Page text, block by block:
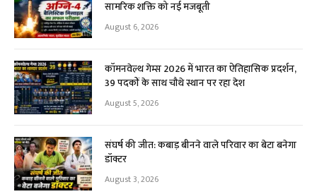
सामरिक शक्ति को नई मजबूती
August 6, 2026
कॉमनवेल्थ गेम्स 2026 में भारत का ऐतिहासिक प्रदर्शन,
39 पदकों के साथ चौथे स्थान पर रहा देश
August 5, 2026
संघर्ष की जीत: कबाड़ बीनने वाले परिवार का बेटा बनेगा
डॉक्टर
August 3, 2026